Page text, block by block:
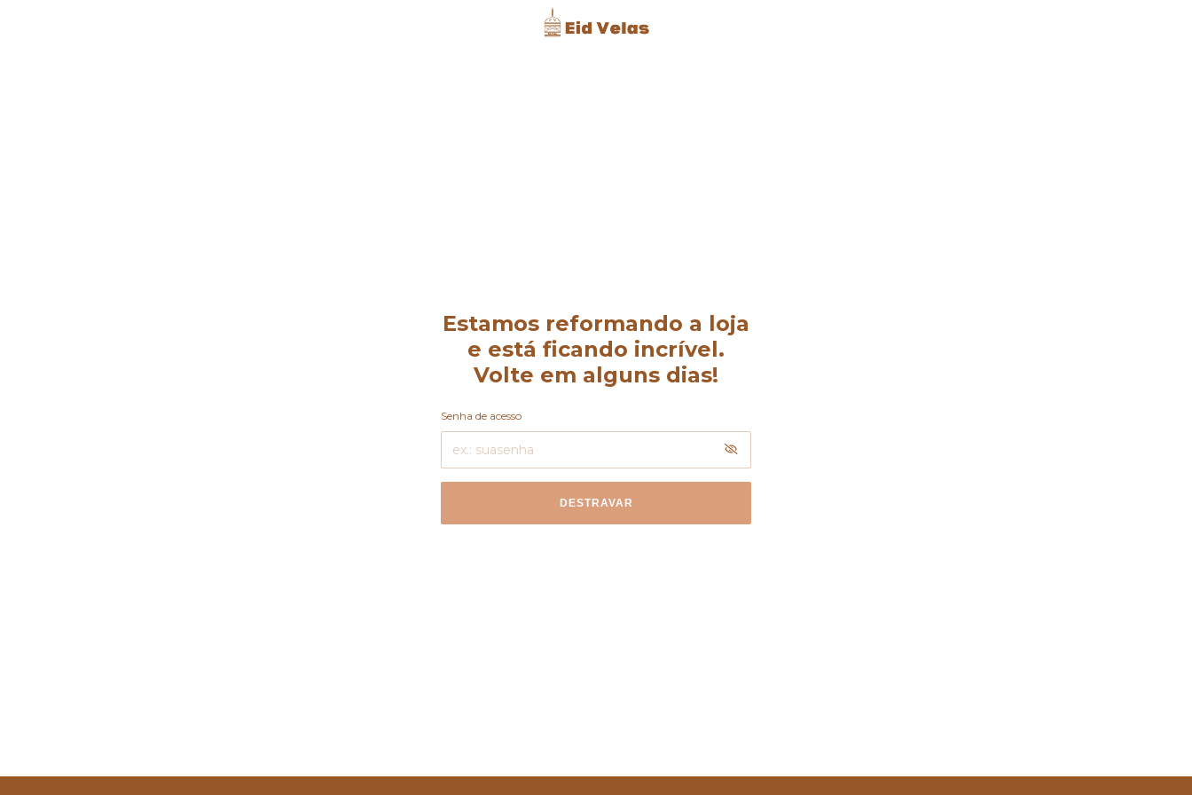
Estamos reformando a loja
e está ficando incrível.
Volte em alguns dias!
Senha de acesso
DESTRAVAR